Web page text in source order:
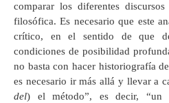
comparar los diferentes
filosófica. Es necesario que este
crítico, en el sentido de que
condiciones de posibilidad
no basta con hacer historiografía
es necesario ir más allá y llevar a
del) el método”, es decir, “un